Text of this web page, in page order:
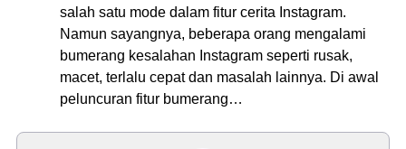
salah satu mode dalam fitur cerita Instagram.
Namun sayangnya, beberapa orang mengalami
bumerang kesalahan Instagram seperti rusak,
macet, terlalu cepat dan masalah lainnya. Di awal
peluncuran fitur bumerang…